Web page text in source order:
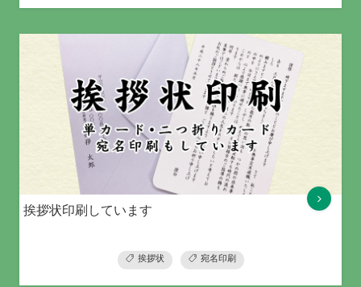
挨拶状印刷しています
挨拶状 宛名印刷